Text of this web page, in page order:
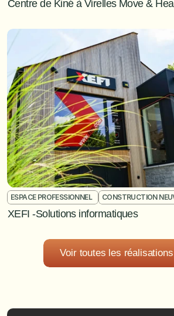
Centre de Kiné à Virelles Move & Heal
ESPACE PROFESSIONNEL
XEFI -Solutions informatiques
Voir toutes les réalisations